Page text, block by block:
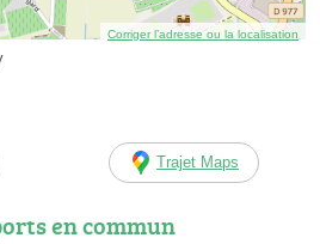
Corriger l’adresse ou la localisation
Trajet Maps
en commun